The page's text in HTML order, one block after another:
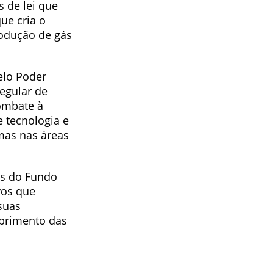
de lei que
cria o
de gás
Poder
de
à
tecnologia e
nas áreas
do Fundo
que
das